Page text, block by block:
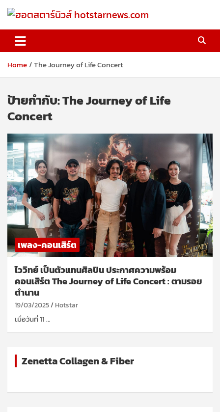
ฮอตสตาร์นิวส์ hotstarnews.com
Home The Journey of Life Concert
ป้ายกำกับ:The Journey of Life
Concert
เพลง-คอนเสิร์ต
ไววิทย์ เป็นตัวแทนศิลปิน ประกาศความพร้อม
คอนเสิร์ต The Journey of Life Concert : ตามรอย
ตำนาน
19/03/2025 Hotstar
​เมื่อวันที่ 11 …
Zenetta Collagen & Fiber